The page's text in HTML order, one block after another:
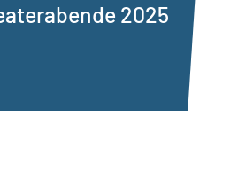
2025